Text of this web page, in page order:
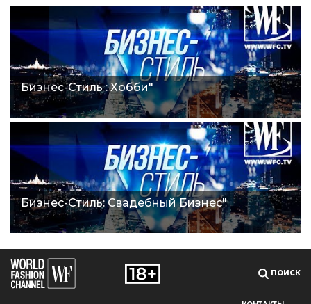
Бизнес-Стиль : Хобби"
Бизнес-Стиль: Свадебный Бизнес"
ПОИСК